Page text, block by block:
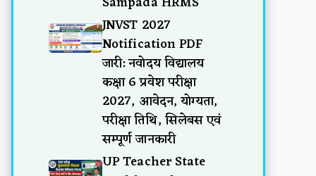
JNVST 2027
Notification PDF
जारी: नवोदय विद्यालय
कक्षा 6 प्रवेश परीक्षा
2027, आवेदन, योग्यता,
परीक्षा तिथि, सिलेबस एवं
सम्पूर्ण जानकारी
UP Teacher State